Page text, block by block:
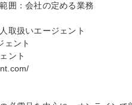
囲：会社の定める業務
取扱いエージェント
ェント
ント